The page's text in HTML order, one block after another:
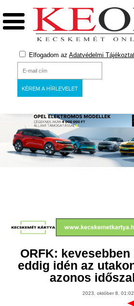
Elfogadom az Adatvédelmi
ORFK:
eddig idén az
azonos
2023. október 8. 01:02